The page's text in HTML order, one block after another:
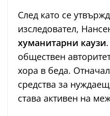
След като се
изследовател,
хуманитарни каузи
обществен
хора в беда.
средства за
става активен на